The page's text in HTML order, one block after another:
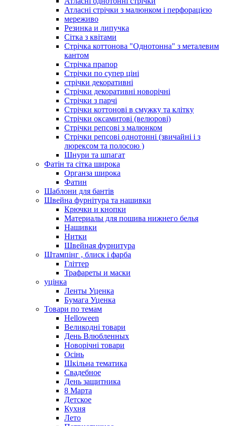
Атласні стрічки з малюнком і перфорацією
мереживо
Резинка и липучка
Сітка з квітами
Стрічка коттонова "Однотонна" з металевим
кантом
Стрічка прапор
Стрічки по супер ціні
стрічки декоративні
Стрічки декоративні новорічні
Стрічки з парчі
Стрічки коттонові в смужку та клітку
Стрічки оксамитові (велюрові)
Стрічки репсові з малюнком
Стрічки репсові однотонні (звичайні і з
люрексом та полосою )
Шнури та шпагат
Фатін та сітка широка
Органза широка
Фатин
Шаблони для бантів
Швейна фурнітура та нашивки
Крючки и кнопки
Материалы для пошива нижнего белья
Нашивки
Нитки
Швейная фурнитура
Штампінг , блиск і фарба
Гліттер
Трафареты и маски
уцінка
Ленты Уценка
Бумага Уценка
Товари по темам
Helloween
Великодні товари
День Влюбленных
Новорічні товари
Осінь
Шкільна тематика
Свадебное
День защитника
8 Марта
Детское
Кухня
Лето